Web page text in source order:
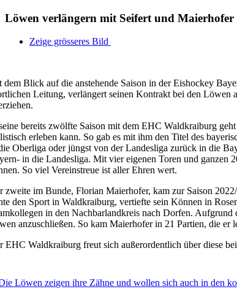
Löwen verlängern mit Seifert und Maierhofer
Zeige grösseres Bild
dem Blick auf die anstehende Saison in der Eishockey
Leitung, verlängert seinen Kontrakt bei den Löwen
bereits zwölfte Saison mit dem EHC Waldkraiburg
erleben kann. So gab es mit ihm den Titel des
Oberliga oder jüngst von der Landesliga zurück in die
in die Landesliga. Mit vier eigenen Toren und ganzen
So viel Vereinstreue ist aller Ehren wert.
zweite im Bunde, Florian Maierhofer, kam zur Saison
den Sport in Waldkraiburg, vertiefte sein Können in
in den Nachbarlandkreis nach Dorfen.
anzuschließen. So kam Maierhofer in 21 Partien, die
EHC Waldkraiburg freut sich außerordentlich über diese